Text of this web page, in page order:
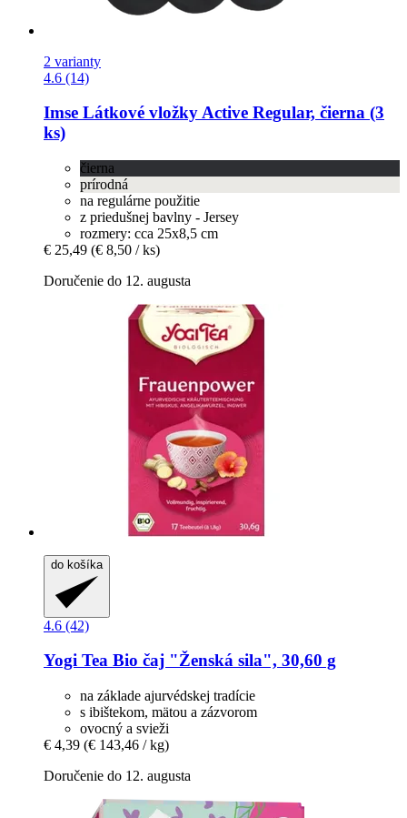
2 varianty
4.6 (14)
Imse Látkové vložky Active Regular, čierna (3
ks)
čierna
prírodná
na regulárne použitie
z priedušnej bavlny - Jersey
rozmery: cca 25x8,5 cm
€ 25,49 (€ 8,50 / ks)
Doručenie do 12. augusta
do košíka
4.6 (42)
Yogi Tea Bio čaj "Ženská sila", 30,60 g
na základe ajurvédskej tradície
s ibištekom, mätou a zázvorom
ovocný a svieži
€ 4,39 (€ 143,46 / kg)
Doručenie do 12. augusta